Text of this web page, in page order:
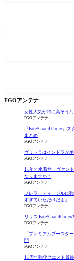
FGOアンテナ
女性人気が特に高そう
FGOアンテナ
『Fate/Grand Order』
まとめ
FGOアンテナ
ヴリトラはインドラが
FGOアンテナ
11年で水着サーヴァン
なりますか？
FGOアンテナ
プレラーティ「ジルに
すぎていただけだよ」
FGOアンテナ
リリス Fate/
FGOアンテナ
「プレミアムブースタ
開
FGOアンテナ
11周年強化クエスト最